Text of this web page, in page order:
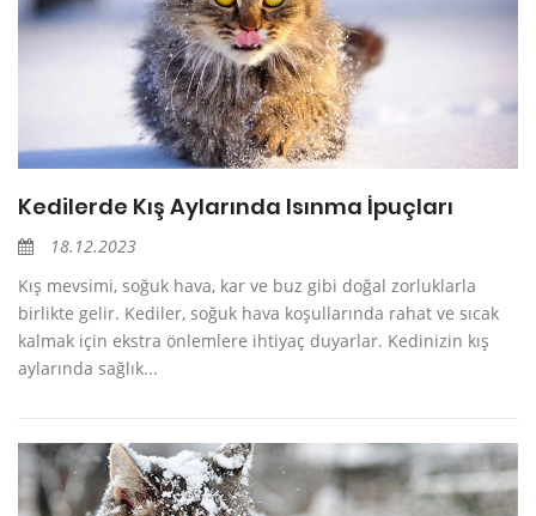
Kedilerde Kış Aylarında Isınma İpuçları
18.12.2023
Kış mevsimi, soğuk hava, kar ve buz gibi doğal zorluklarla
birlikte gelir. Kediler, soğuk hava koşullarında rahat ve sıcak
kalmak için ekstra önlemlere ihtiyaç duyarlar. Kedinizin kış
aylarında sağlık...